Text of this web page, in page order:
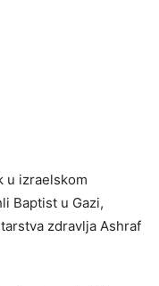
u izraelskom
Baptist u Gazi,
zdravlja Ashraf